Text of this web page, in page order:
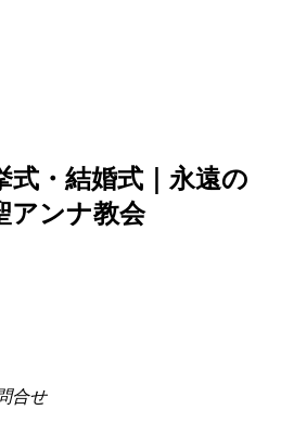
式・結婚式｜永遠の
ンナ教会
合せ